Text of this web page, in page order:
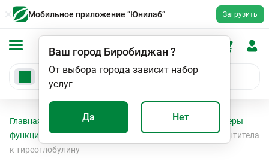
Мобильное приложение “Юнилаб” Загрузить
Ваш город Биробиджан?
От выбора города зависит набор
услуг
Да Нет
Главная Анализы Гормоны
Маркеры
функционального состояния щитовидной железы
Антитела
к тиреоглобулину